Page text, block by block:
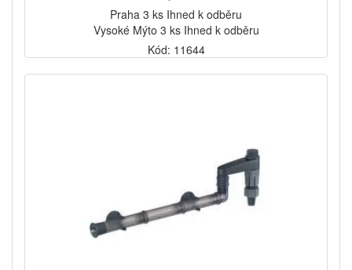
Praha 3 ks Ihned k odběru
Vysoké Mýto 3 ks Ihned k odběru
Kód: 11644